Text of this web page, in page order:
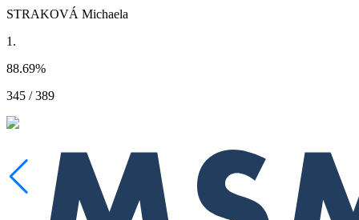
STRAKOVÁ Michaela
1.
88.69%
345 / 389